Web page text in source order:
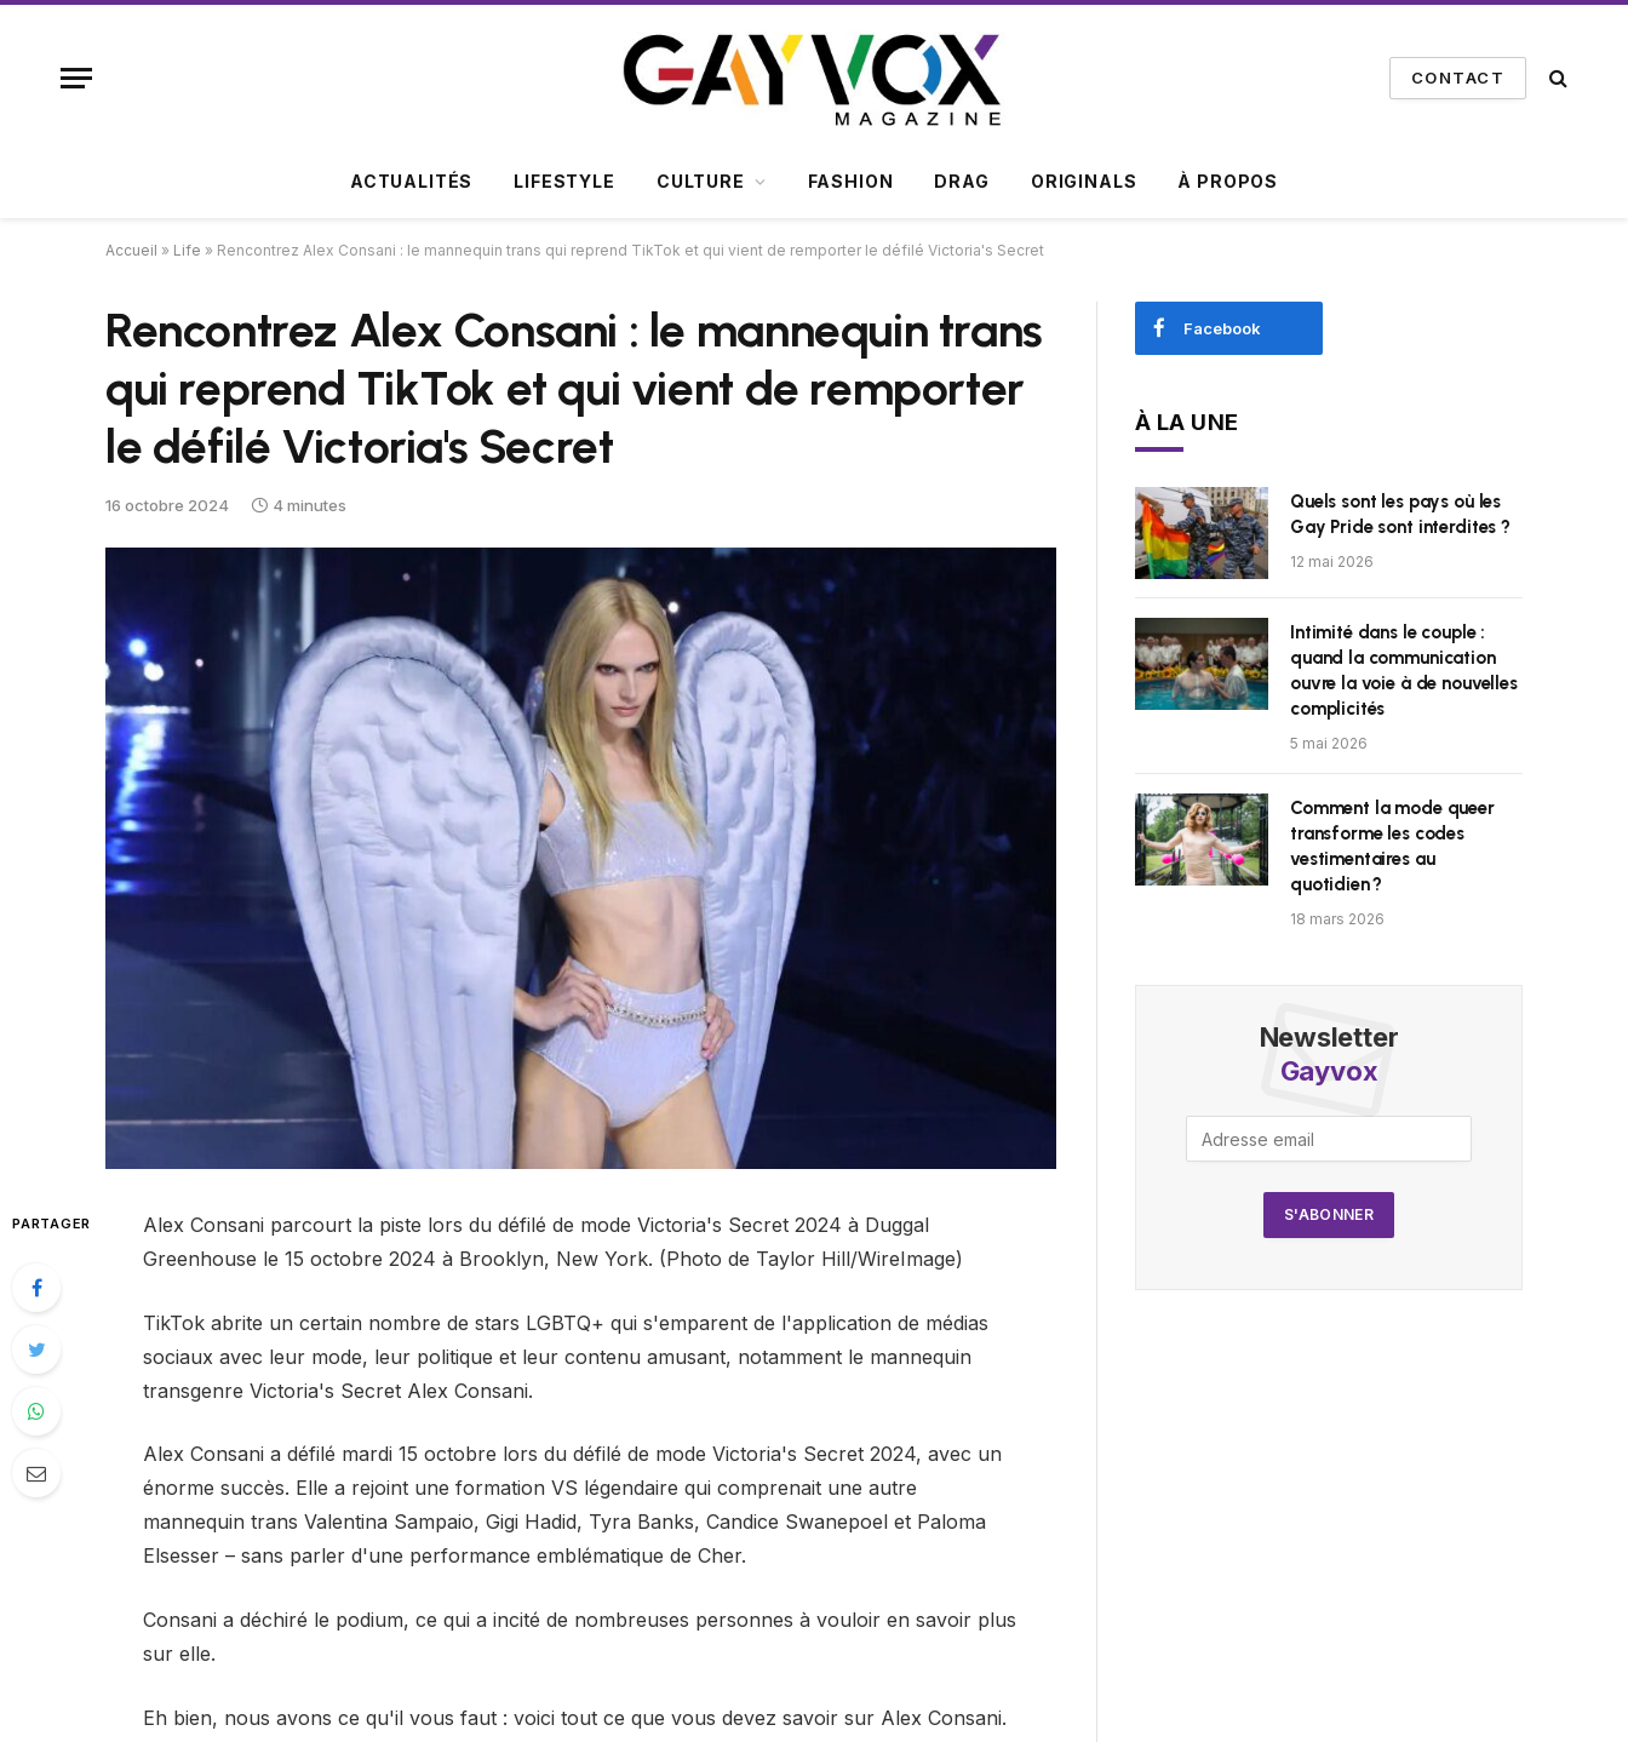
CONTACT
ACTUALITÉS LIFESTYLE CULTURE FASHION DRAG ORIGINALS À PROPOS
Accueil » Life » Rencontrez Alex Consani : le mannequin trans qui reprend TikTok et qui vient de remporter le défilé Victoria's Secret
Rencontrez Alex Consani : le mannequin trans
qui reprend TikTok et qui vient de remporter
le défilé Victoria's Secret
16 octobre 2024 4 minutes
PARTAGER
Alex Consani parcourt la piste lors du défilé de mode Victoria's Secret 2024 à Duggal
Greenhouse le 15 octobre 2024 à Brooklyn, New York. (Photo de Taylor Hill/WireImage)
TikTok abrite un certain nombre de stars LGBTQ+ qui s'emparent de l'application de médias
sociaux avec leur mode, leur politique et leur contenu amusant, notamment le mannequin
transgenre Victoria's Secret Alex Consani.
Alex Consani a défilé mardi 15 octobre lors du défilé de mode Victoria's Secret 2024, avec un
énorme succès. Elle a rejoint une formation VS légendaire qui comprenait une autre
mannequin trans Valentina Sampaio, Gigi Hadid, Tyra Banks, Candice Swanepoel et Paloma
Elsesser – sans parler d'une performance emblématique de Cher.
Consani a déchiré le podium, ce qui a incité de nombreuses personnes à vouloir en savoir plus
sur elle.
Eh bien, nous avons ce qu'il vous faut : voici tout ce que vous devez savoir sur Alex Consani.
Facebook
À LA UNE
Quels sont les pays où les
Gay Pride sont interdites ?
12 mai 2026
Intimité dans le couple :
quand la communication
ouvre la voie à de nouvelles
complicités
5 mai 2026
Comment la mode queer
transforme les codes
vestimentaires au
quotidien ?
18 mars 2026
Newsletter
Gayvox